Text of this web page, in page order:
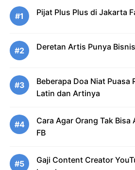
#1 Pijat Plus Plus di Jakarta
#2 Deretan Artis Punya
#3
Beberapa Doa Niat Puasa
Latin dan Artinya
#4
Cara Agar Orang Tak Bisa
FB
#5
Gaji Content Creator